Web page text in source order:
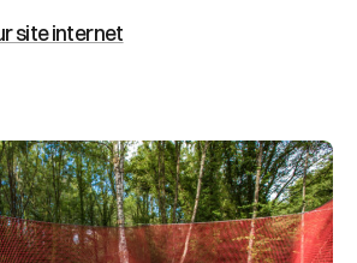
site internet